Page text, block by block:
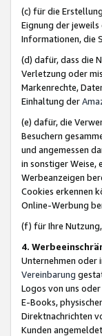
(c) für die
Eignung der
Informationen, die
(d) dafür, dass die
Verletzung oder
Markenrechte,
Einhaltung der
(e) dafür, die
Besuchern
und angemessen
in sonstiger Weise,
Werbeanzeigen
Cookies erkennen
Online-Werbung
(f) für Ihre
4.
Unternehmen oder
Vereinbarung
Logos von uns
E-Books,
Direktnachrichten
Kunden